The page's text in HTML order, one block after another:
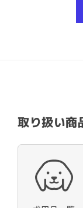
取り扱い商